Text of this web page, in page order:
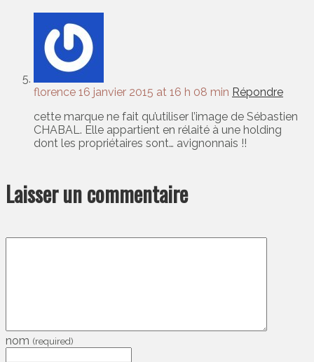
florence 16 janvier 2015 at 16 h 08 min Répondre
cette marque ne fait qu’utiliser l’image de Sébastien
CHABAL. Elle appartient en rélaité à une holding
dont les propriétaires sont… avignonnais !!
Laisser un commentaire
nom (required)